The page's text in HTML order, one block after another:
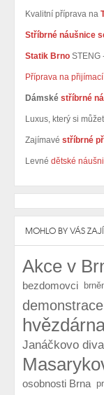
Kvalitní příprava na
Stříbrné náušnice
Statik Brno STENG
Příprava na
Dámské stříbrné
Luxus, který si
Zajímavé stříbrné
Levné dětské
MOHLO BY VÁS
Akce v
bezdomovci
Janáčkovo
osobnosti Brna